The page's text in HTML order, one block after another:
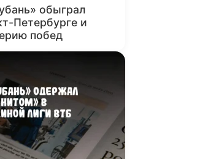
обыграл
Петербурге и
побед